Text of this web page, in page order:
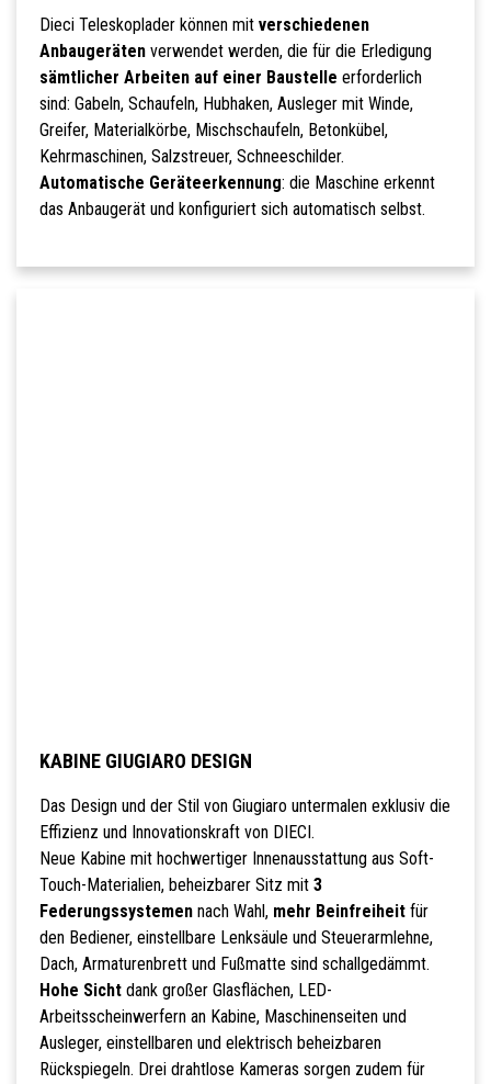
Dieci Teleskoplader können mit verschiedenen
Anbaugerätenverwendet werden, die für die Erledigung
sämtlicher Arbeiten auf einer Baustelle erforderlich
sind: Gabeln, Schaufeln, Hubhaken, Ausleger mit Winde,
Greifer, Materialkörbe, Mischschaufeln, Betonkübel,
Kehrmaschinen, Salzstreuer, Schneeschilder.
Automatische Geräteerkennung: die Maschine erkennt
das Anbaugerät und konfiguriert sich automatisch selbst.
KABINE GIUGIARO DESIGN
Das Design und der Stil von Giugiaro untermalen exklusiv die
Effizienz und Innovationskraft von DIECI.
Neue Kabine mit hochwertiger Innenausstattung aus Soft-
Touch-Materialien, beheizbarer Sitz mit 3
Federungssystemennach Wahl, mehr Beinfreiheitfür
den Bediener, einstellbare Lenksäule und Steuerarmlehne,
Dach, Armaturenbrett und Fußmatte sind schallgedämmt.
Hohe Sichtdank großer Glasflächen, LED-
Arbeitsscheinwerfern an Kabine, Maschinenseiten und
Ausleger, einstellbaren und elektrisch beheizbaren
Rückspiegeln. Drei drahtlose Kameras sorgen zudem für